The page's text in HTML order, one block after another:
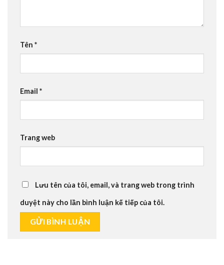
Tên *
Email *
Trang web
Lưu tên của tôi, email, và trang web trong trình
duyệt này cho lần bình luận kế tiếp của tôi.